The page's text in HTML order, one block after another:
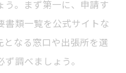
う。まず第一に、申請す
書類一覧を公式サイトな
となる窓口や出張所を選
調べましょう。